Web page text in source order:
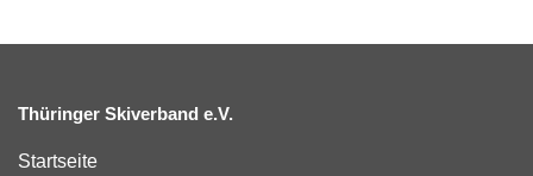
Thüringer Skiverband e.V.
Startseite